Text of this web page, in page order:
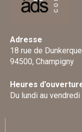
Adresse
18 rue de Dunkerque
94500, Champigny
Heures
Du lundi au